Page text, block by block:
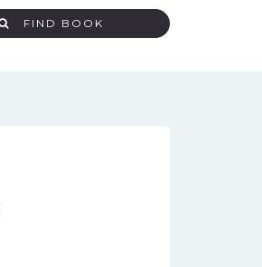
FIND BOOK